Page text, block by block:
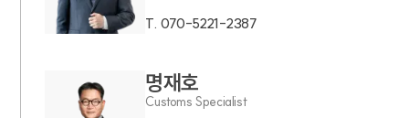
T. 070-5221-2387
명재호
Customs Specialist